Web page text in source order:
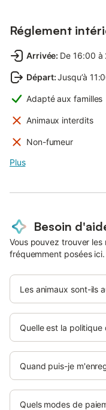
Réglement
Arrivée: De 16:00 à
Départ:Jusqu’à
Adapté aux familles
Animaux interdits
Non-fumeur
Plus
Besoin
Vous pouvez trouver
fréquemment posées ici.
Les animaux sont-ils
Quelle est la politique
Quand puis-je
Quels modes de